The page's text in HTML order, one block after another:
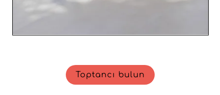
Toptancı bulun